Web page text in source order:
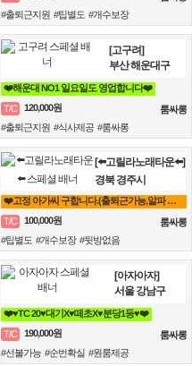
#출퇴근지원 #팁별도 #개수보장
[고구려]
부산 해운대구
❤️해운대 NO1 일요일도 영업합니다❤️
T/C
120,000원
룸싸롱
#출퇴근지원 #식사제공 #룸싸롱
[⬅️고릴라노래타운⬅️]
경북 경주시
❤️고정 아가씨 구합니다.(출퇴근가능,알파 인근 지역 퇴근시 퇴근지원 숙박지원~^^❤️
T/C
100,000원
룸싸롱
#팁별도 #개수보장 #뒷방없음
[아자아자]
서울 강남구
❤️♥TC 20♥대기X♥떼초X♥분당1등♥❤️
T/C
190,000원
룸싸롱
#선불가능 #순번확실 #원룸제공